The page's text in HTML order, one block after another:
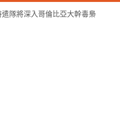
隊將深入哥倫比亞大幹毒梟